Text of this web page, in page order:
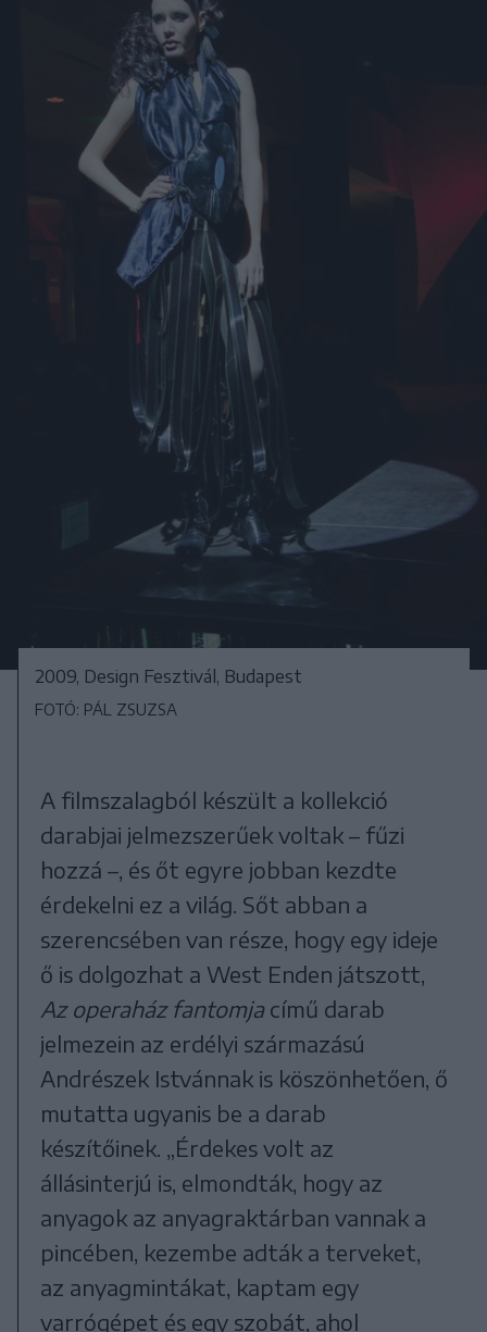
2009, Design Fesztivál, Budapest
FOTÓ: PÁL ZSUZSA
A filmszalagból készült a kollekció
darabjai jelmezszerűek voltak – fűzi
hozzá –, és őt egyre jobban kezdte
érdekelni ez a világ. Sőt abban a
szerencsében van része, hogy egy ideje
ő is dolgozhat a West Enden játszott,
Az operaház fantomjacímű darab
jelmezein az erdélyi származású
Andrészek Istvánnak is köszönhetően, ő
mutatta ugyanis be a darab
készítőinek. „Érdekes volt az
állásinterjú is, elmondták, hogy az
anyagok az anyagraktárban vannak a
pincében, kezembe adták a terveket,
az anyagmintákat, kaptam egy
varrógépet és egy szobát, ahol